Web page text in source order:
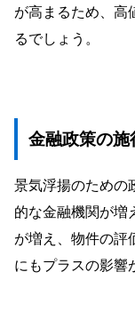
が高まるため、高
るでしょう。
金融政策の施
景気浮揚のための
的な金融機関が増
が増え、物件の評
にもプラスの影響